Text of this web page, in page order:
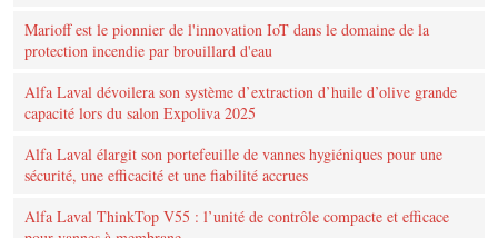
Marioff est le pionnier de l'innovation IoT dans le domaine de la
protection incendie par brouillard d'eau
Alfa Laval dévoilera son système d’extraction d’huile d’olive grande
capacité lors du salon Expoliva 2025
Alfa Laval élargit son portefeuille de vannes hygiéniques pour une
sécurité, une efficacité et une fiabilité accrues
Alfa Laval ThinkTop V55 : l’unité de contrôle compacte et efficace